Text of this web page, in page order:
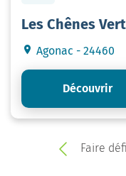
Les Chênes
Agonac - 24460
Découvrir
Faire